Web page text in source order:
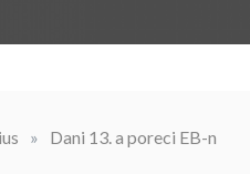
» Dani 13. a poreci EB-n